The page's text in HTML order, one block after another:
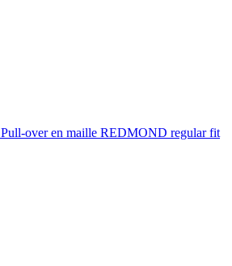
Pull-over en maille REDMOND regular fit